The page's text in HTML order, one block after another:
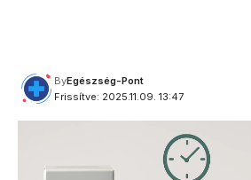
Frissítve: 2025.11.09. 13:47
ByEgészség-Pont